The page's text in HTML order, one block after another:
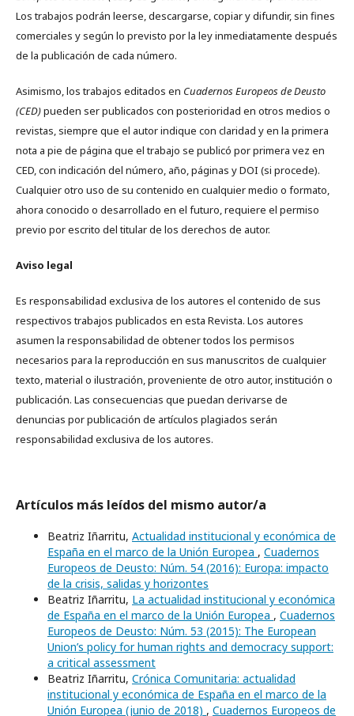
Los trabajos podrán leerse, descargarse, copiar y difundir, sin fines
comerciales y según lo previsto por la ley inmediatamente después
de la publicación de cada número.
Asimismo, los trabajos editados en Cuadernos Europeos de Deusto
(CED)pueden ser publicados con posterioridad en otros medios o
revistas, siempre que el autor indique con claridad y en la primera
nota a pie de página que el trabajo se publicó por primera vez en
CED, con indicación del número, año, páginas y DOI (si procede).
Cualquier otro uso de su contenido en cualquier medio o formato,
ahora conocido o desarrollado en el futuro, requiere el permiso
previo por escrito del titular de los derechos de autor.
Aviso legal
Es responsabilidad exclusiva de los autores el contenido de sus
respectivos trabajos publicados en esta Revista. Los autores
asumen la responsabilidad de obtener todos los permisos
necesarios para la reproducción en sus manuscritos de cualquier
texto, material o ilustración, proveniente de otro autor, institución o
publicación. Las consecuencias que puedan derivarse de
denuncias por publicación de artículos plagiados serán
responsabilidad exclusiva de los autores.
Artículos más leídos del mismo autor/a
Beatriz Iñarritu, Actualidad institucional y económica de
España en el marco de la Unión Europea , Cuadernos
Europeos de Deusto: Núm. 54 (2016): Europa: impacto
de la crisis, salidas y horizontes
Beatriz Iñarritu, La actualidad institucional y económica
de España en el marco de la Unión Europea , Cuadernos
Europeos de Deusto: Núm. 53 (2015): The European
Union’s policy for human rights and democracy support:
a critical assessment
Beatriz Iñarritu, Crónica Comunitaria: actualidad
institucional y económica de España en el marco de la
Unión Europea (junio de 2018) , Cuadernos Europeos de